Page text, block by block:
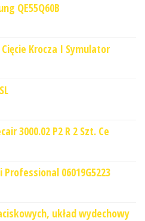
QE55Q60B
Krocza I Symulator
3000.02 P2 R 2 Szt. Ce
Professional 06019G5223
układ wydechowy